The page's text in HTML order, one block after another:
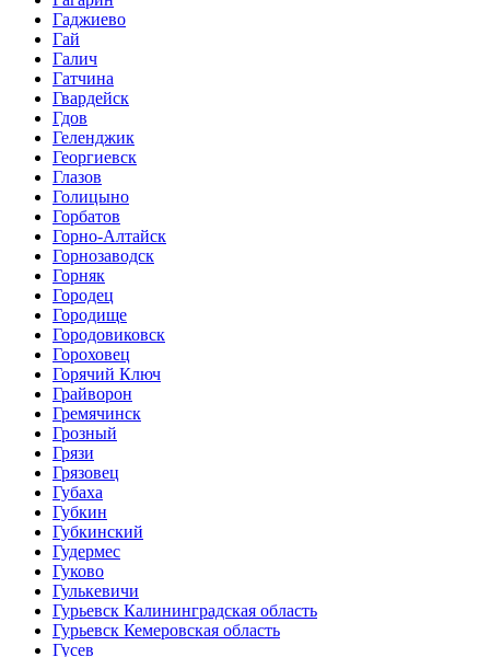
Гаджиево
Гай
Галич
Гатчина
Гвардейск
Гдов
Геленджик
Георгиевск
Глазов
Голицыно
Горбатов
Горно-Алтайск
Горнозаводск
Горняк
Городец
Городище
Городовиковск
Гороховец
Горячий Ключ
Грайворон
Гремячинск
Грозный
Грязи
Грязовец
Губаха
Губкин
Губкинский
Гудермес
Гуково
Гулькевичи
Гурьевск Калининградская область
Гурьевск Кемеровская область
Гусев